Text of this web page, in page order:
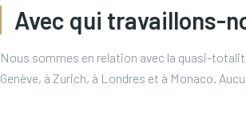
Avec qui travaillons-
Nous sommes en relation avec la quasi-
Genève, à Zurich, à Londres et à Monaco.